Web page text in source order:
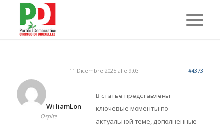
11 Dicembre 2025 alle 9:03 #4373
WilliamLon
Ospite
В статье представлены
ключевые моменты по
актуальной теме, дополненные